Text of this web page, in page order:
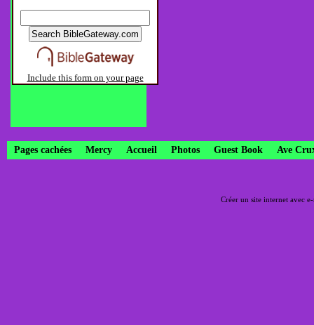
Include this form on your page
Pages cachées Mercy Accueil Photos Guest Book Ave
Créer un site internet avec